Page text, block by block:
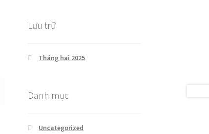
Lưu trữ
Tháng hai 2025
Danh mục
Uncategorized